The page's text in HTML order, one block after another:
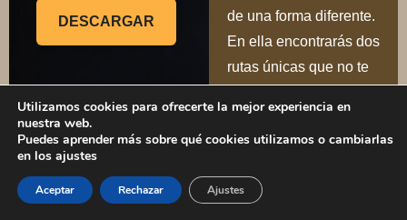
DESCARGAR
de una forma diferente.
En ella encontrarás dos
rutas únicas que no te
Ru ta del Modernismo
:
maestras de Gaudí y la
arquitectura
Utilizamos cookies para ofrecerte la mejor experiencia en
nuestra web.
Puedes aprender más sobre qué cookies utilizamos o cambiarlas
en los ajustes
Aceptar Rechazar Ajustes
1